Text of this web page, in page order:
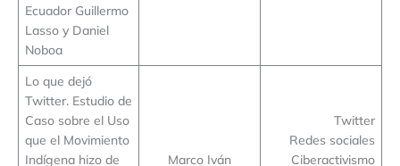
Ecuador Guillermo
Lasso y Daniel
Noboa
Lo que dejó
Twitter. Estudio de
Caso sobre el Uso
que el Movimiento
Indígena hizo de
Marco Iván
Twitter
Redes sociales
Ciberactivismo